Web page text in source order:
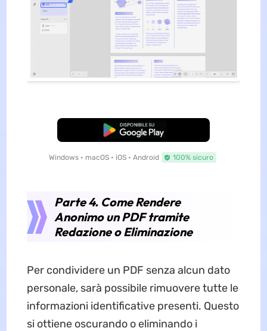
Download Gratis
Windows • macOS • iOS • Android 100% sicuro
Parte 4. Come Rendere
Anonimo un PDF tramite
Redazione o Eliminazione
Per condividere un PDF senza alcun dato
personale, sarà possibile rimuovere tutte le
informazioni identificative presenti. Questo
si ottiene oscurando o eliminando i